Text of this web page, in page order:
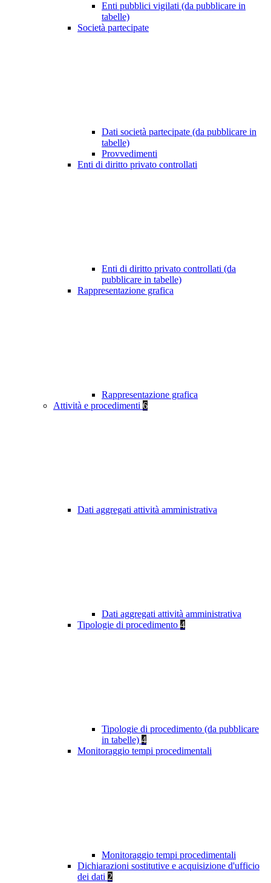
Enti pubblici vigilati (da pubblicare in
tabelle)
Società partecipate
Dati società partecipate (da pubblicare in
tabelle)
Provvedimenti
Enti di diritto privato controllati
Enti di diritto privato controllati (da
pubblicare in tabelle)
Rappresentazione grafica
Rappresentazione grafica
Attività e procedimenti 6
Dati aggregati attività amministrativa
Dati aggregati attività amministrativa
Tipologie di procedimento 4
Tipologie di procedimento (da pubblicare
in tabelle) 4
Monitoraggio tempi procedimentali
Monitoraggio tempi procedimentali
Dichiarazioni sostitutive e acquisizione d'ufficio
dei dati 2